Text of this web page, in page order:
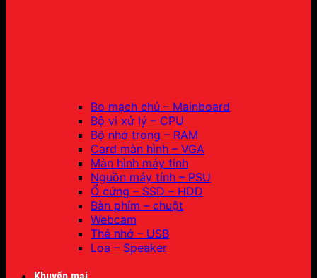
Bo mạch chủ – Mainboard
Bộ vi xử lý – CPU
Bộ nhớ trong – RAM
Card màn hình – VGA
Màn hình máy tính
Nguồn máy tính – PSU
Ổ cứng – SSD – HDD
Bàn phím – chuột
Webcam
Thẻ nhớ – USB
Loa – Speaker